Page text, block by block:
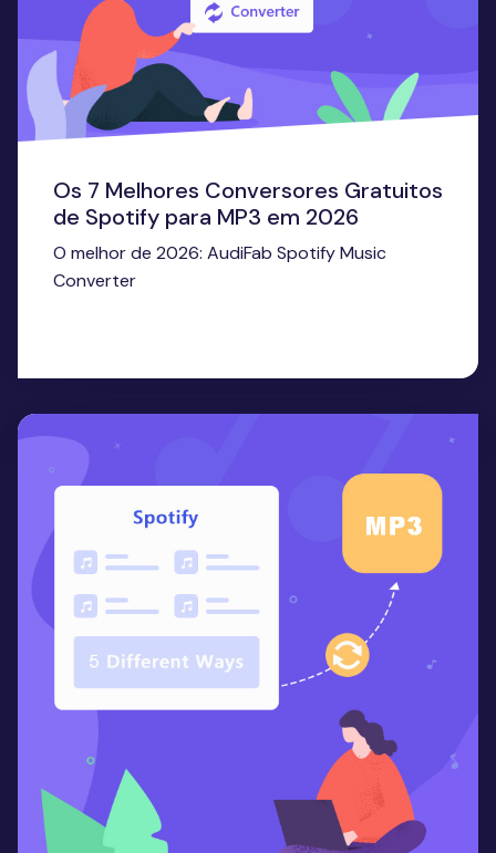
Os 7 Melhores Conversores Gratuitos
de Spotify para MP3 em 2026
O melhor de 2026: AudiFab Spotify Music
Converter